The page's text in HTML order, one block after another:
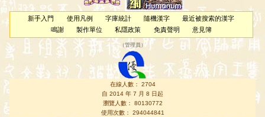
新手入門 使用凡例 字庫統計 隨機漢字
最近被搜索的漢字
鳴謝
製作單位 私隱政策 免責聲明 意見簿
（管理員 ）
在線人數： 2704
自 2014 年 7 月 8 日起
瀏覽人數： 80130772
使用次數： 294044841